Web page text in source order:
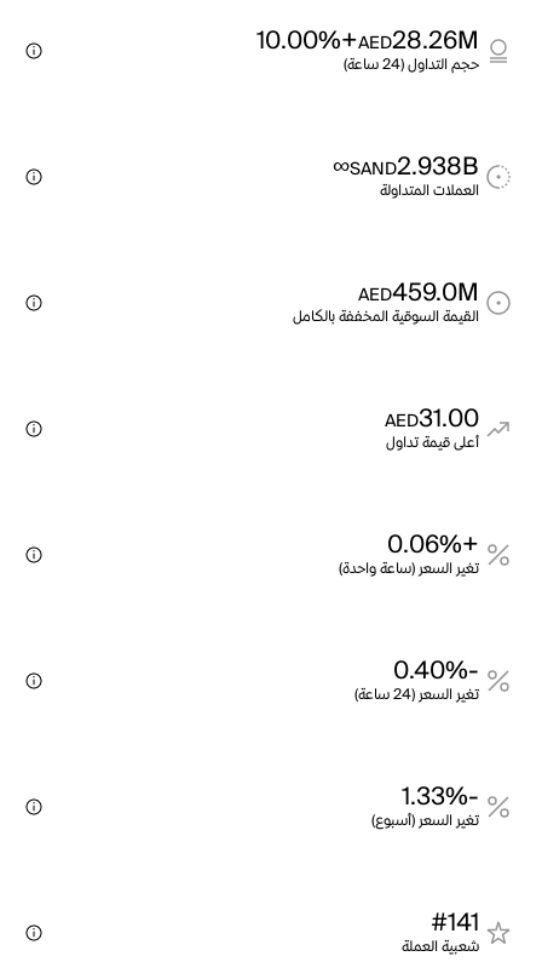
28.26M
AED
+10.00%
حجم التداول (24 ساعة)
2.938B
SAND
∞
العملات المتداولة
459.0M
AED
القيمة السوقية المخففة بالكامل
31.00
AED
أعلى قيمة تداول
+0.06%
تغير السعر (ساعة واحدة)
-0.40%
تغير السعر (24 ساعة)
-1.33%
تغير السعر (أسبوع)
#141
شعبية العملة